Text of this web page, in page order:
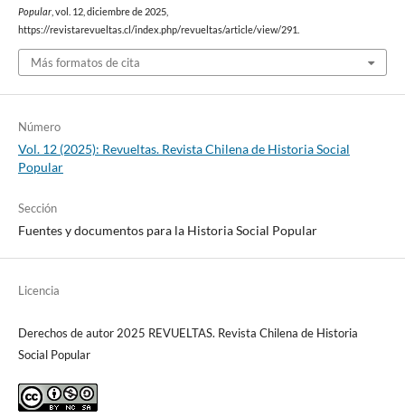
Popular, vol. 12, diciembre de 2025,
https://revistarevueltas.cl/index.php/revueltas/article/view/291.
Más formatos de cita
Número
Vol. 12 (2025): Revueltas. Revista Chilena de Historia Social
Popular
Sección
Fuentes y documentos para la Historia Social Popular
Licencia
Derechos de autor 2025 REVUELTAS. Revista Chilena de Historia
Social Popular